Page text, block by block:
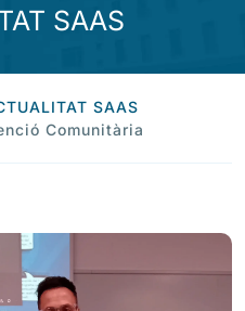
SAAS
SAAS
Comunitària